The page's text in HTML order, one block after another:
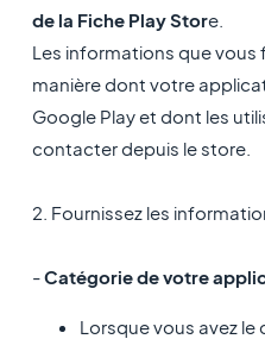
de la Fiche Play Store.
Les informations que
manière dont votre
Google Play et dont les
contacter depuis le store.
2. Fournissez les
-Catégorie de votre
Lorsque vous avez le